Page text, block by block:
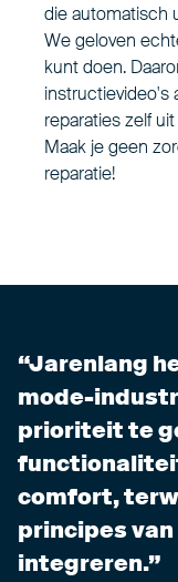
die automatisch
We geloven
kunt doen.
instructievideo's
reparaties zelf
Maak je geen
reparatie!
Jarenlang
mode-
prioriteit te
comfort,
principes
integreren.